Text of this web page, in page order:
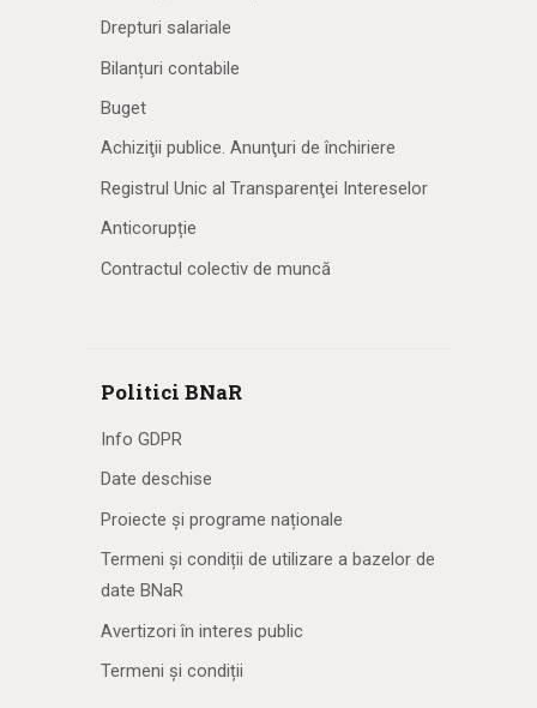
Drepturi salariale
Bilanțuri contabile
Buget
Achiziţii publice. Anunţuri de închiriere
Registrul Unic al Transparenţei Intereselor
Anticorupție
Contractul colectiv de muncă
Politici BNaR
Info GDPR
Date deschise
Proiecte și programe naționale
Termeni și condiții de utilizare a bazelor de
date BNaR
Avertizori în interes public
Termeni și condiții